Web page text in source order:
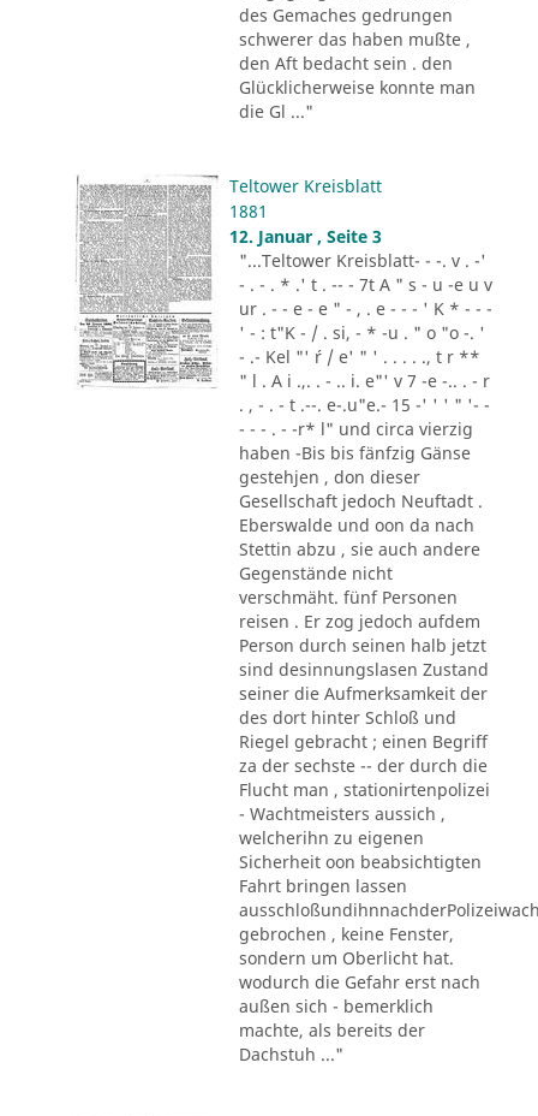
des Gemaches gedrungen
schwerer das haben mußte ,
den Aft bedacht sein . den
Glücklicherweise konnte man
die Gl ..."
Teltower Kreisblatt
1881
12. Januar , Seite 3
"...Teltower Kreisblatt- - -. v . -'
- . - . * .' t . -- - 7t A " s - u -e u v
ur . - - e - e " - , . e - - - ' K * - - -
' - : t"K - / . si, - * -u . " o "o -. '
- .- Kel "' ´r / e' " ' . . . . ., t r **
" l . A i .,. . - .. i. e"' v 7 -e -.. . - r
. , - . - t .--. e-.u"e.- 15 -' ' ' " '- -
- - - . - -r* l" und circa vierzig
haben -Bis bis fänfzig Gänse
gestehjen , don dieser
Gesellschaft jedoch Neuftadt .
Eberswalde und oon da nach
Stettin abzu , sie auch andere
Gegenstände nicht
verschmäht. fünf Personen
reisen . Er zog jedoch aufdem
Person durch seinen halb jetzt
sind desinnungslasen Zustand
seiner die Aufmerksamkeit der
des dort hinter Schloß und
Riegel gebracht ; einen Begriff
za der sechste -- der durch die
Flucht man , stationirtenpolizei
- Wachtmeisters aussich ,
welcherihn zu eigenen
Sicherheit oon beabsichtigten
Fahrt bringen lassen
gebrochen , keine Fenster,
sondern um Oberlicht hat.
wodurch die Gefahr erst nach
außen sich - bemerklich
machte, als bereits der
Dachstuh ..."